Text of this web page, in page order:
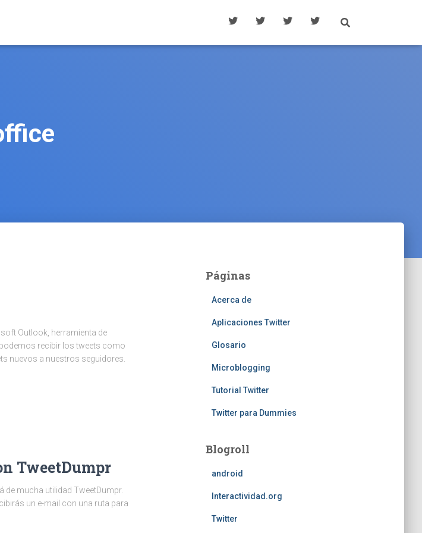
Outlook, herramienta de
recibir los tweets como
nuevos a nuestros seguidores.
TweetDumpr
de mucha utilidad TweetDumpr.
un e-mail con una ruta para
Páginas
Acerca de
Aplicaciones Twitter
Glosario
Microblogging
Tutorial Twitter
Twitter para Dummies
Blogroll
android
Interactividad.org
Twitter